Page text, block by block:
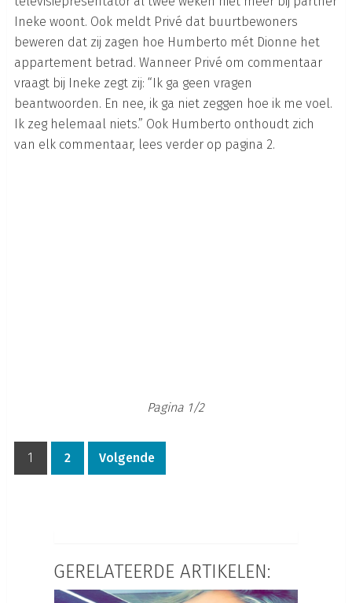
Ineke woont. Ook meldt Privé dat buurtbewoners
beweren dat zij zagen hoe Humberto mét Dionne het
appartement betrad. Wanneer Privé om commentaar
vraagt bij Ineke zegt zij: “Ik ga geen vragen
beantwoorden. En nee, ik ga niet zeggen hoe ik me voel.
Ik zeg helemaal niets.” Ook Humberto onthoudt zich
van elk commentaar, lees verder op pagina 2.
Pagina 1/2
1 2 Volgende
GERELATEERDE ARTIKELEN: